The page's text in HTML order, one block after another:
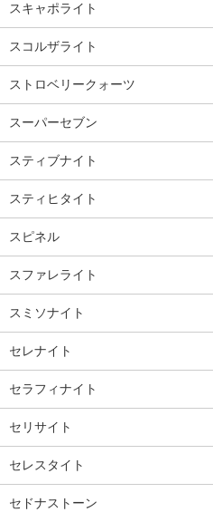
スキャポライト
スコルザライト
ストロベリークォーツ
スーパーセブン
スティブナイト
スティヒタイト
スピネル
スファレライト
スミソナイト
セレナイト
セラフィナイト
セリサイト
セレスタイト
セドナストーン